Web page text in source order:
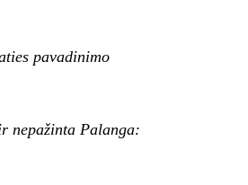
pavadinimo
nepažinta Palanga: